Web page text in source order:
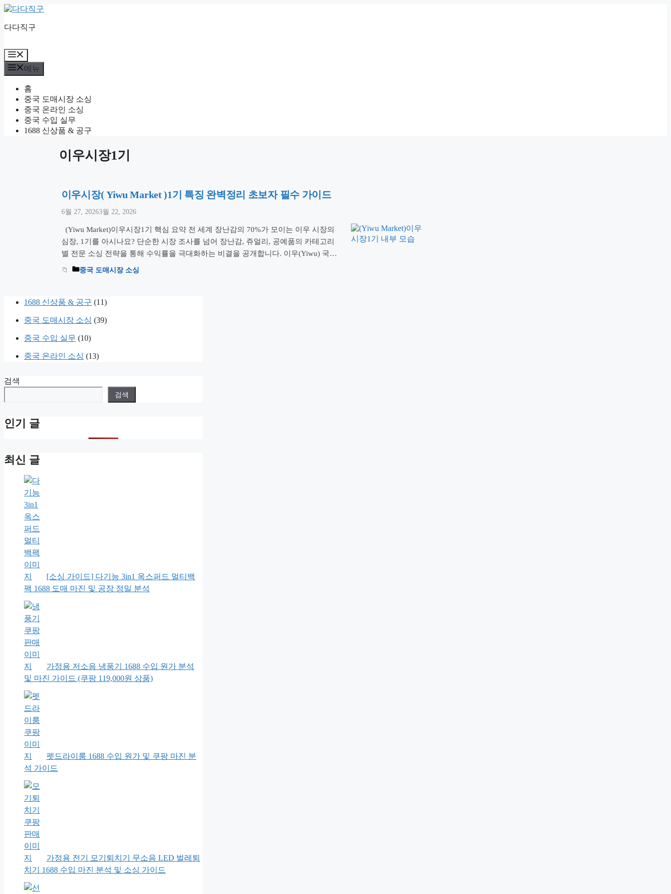
컨
츠
건
너
뛰
다다직구
뉴
메뉴
홈
중국 도매시장 소싱
중국 온라인 소싱
중국 수입 실무
1688 신상품 & 공구
이우시장1기
이우시장( Yiwu Market )1기 특징 완벽정리 초보자 필수 가이드
6월 27, 20263월 22, 2026
(Yiwu Market)이우시장1기 핵심 요약 전 세계 장난감의 70%가 모이는 이우 시장의
심장, 1기를 아시나요? 단순한 시장 조사를 넘어 장난감, 쥬얼리, 공예품의 카테고리
별 전문 소싱 전략을 통해 수익률을 극대화하는 비결을 공개합니다. 이우(Yiwu) 국제
상무성에서 가장 역사가 깊고 활기찬 곳을 꼽으라면 단연 1기(District 1)입니다. 2002
중국 도매시장 소싱
1688 신상품 & 공구 (11)
중국 도매시장 소싱 (39)
중국 수입 실무 (10)
중국 온라인 소싱 (13)
검색
검색
인기 글
최신 글
[소싱 가이드] 다기능 3in1 옥스퍼드 멀티백
팩 1688 도매 마진 및 공장 정밀 분석
가정용 저소음 냉풍기 1688 수입 원가 분석
및 마진 가이드 (쿠팡 119,000원 상품)
펫드라이룸 1688 수입 원가 및 쿠팡 마진 분
석 가이드
가정용 전기 모기퇴치기 무소음 LED 벌레퇴
치기 1688 수입 마진 분석 및 소싱 가이드